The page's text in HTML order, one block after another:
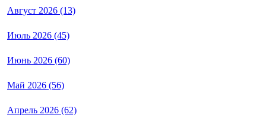
Август 2026 (13)
Июль 2026 (45)
Июнь 2026 (60)
Май 2026 (56)
Апрель 2026 (62)